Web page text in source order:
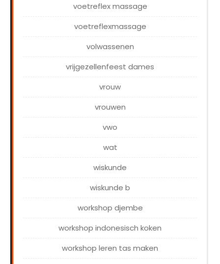
voetreflex massage
voetreflexmassage
volwassenen
vrijgezellenfeest dames
vrouw
vrouwen
vwo
wat
wiskunde
wiskunde b
workshop djembe
workshop indonesisch koken
workshop leren tas maken